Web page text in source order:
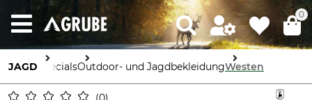
0
JAGD SpecialsOutdoor- und JagdbekleidungWesten